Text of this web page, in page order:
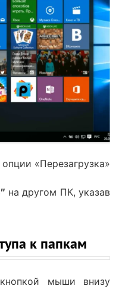
«Перезагрузка»
на другом ПК, указав
к папкам
мыши внизу